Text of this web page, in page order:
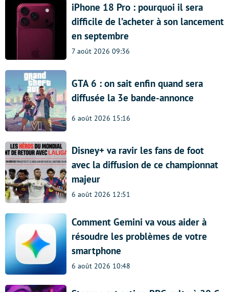
iPhone 18 Pro : pourquoi il sera
difficile de l’acheter à son lancement
en septembre
7 août 2026 09:36
GTA 6 : on sait enfin quand sera
diffusée la 3e bande-annonce
6 août 2026 15:16
Disney+ va ravir les fans de foot
avec la diffusion de ce championnat
majeur
6 août 2026 12:51
Comment Gemini va vous aider à
résoudre les problèmes de votre
smartphone
6 août 2026 10:48